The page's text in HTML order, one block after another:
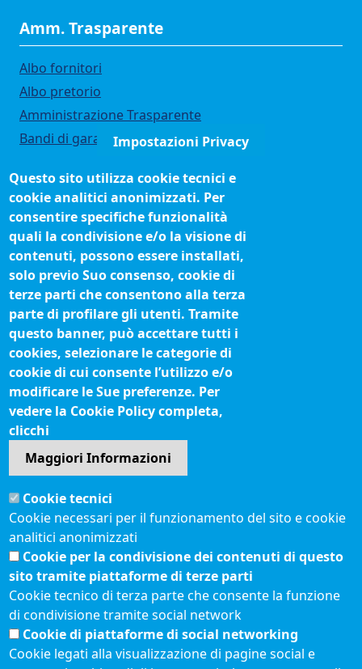
Amm. Trasparente
Albo fornitori
Albo pretorio
Amministrazione Trasparente
Bandi di gara
Concorsi e selezioni
Organigramma
Procedimenti (come fare per)
Siti tematici
Biblioteca camerale
Fatturazione elettronica
IBAN pagamenti alla CCIAA
Questionari soddisfazione utenti
Seguici su
Sito web
Accesso riservato
Mappa del sito
Redazione
Statistiche di accesso
Visite totali al portale: 2640855
Menù privacy
Feed RSS
© 2021 Camere di
Impostazioni Privacy
Questo sito utilizza cookie tecnici e
cookie analitici anonimizzati. Per
consentire specifiche funzionalità
quali la condivisione e/o la visione di
contenuti, possono essere installati,
solo previo Suo consenso, cookie di
terze parti che consentono alla terza
parte di profilare gli utenti. Tramite
questo banner, può accettare tutti i
cookies, selezionare le categorie di
cookie di cui consente l’utilizzo e/o
modificare le Sue preferenze. Per
vedere la Cookie Policy completa,
clicchi
Maggiori Informazioni
Cookie tecnici
Cookie necessari per il funzionamento del sito e cookie
analitici anonimizzati
Cookie per la condivisione dei contenuti di questo
sito tramite piattaforme di terze parti
Cookie tecnico di terza parte che consente la funzione
di condivisione tramite social network
Cookie di piattaforme di social networking
Cookie legati alla visualizzazione di pagine social e